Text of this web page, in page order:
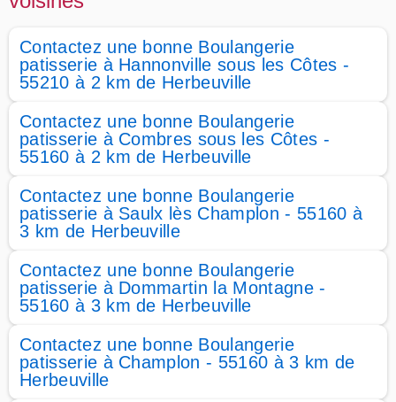
Contactez une bonne Boulangerie
patisserie à Hannonville sous les Côtes -
55210 à 2 km de Herbeuville
Contactez une bonne Boulangerie
patisserie à Combres sous les Côtes -
55160 à 2 km de Herbeuville
Contactez une bonne Boulangerie
patisserie à Saulx lès Champlon - 55160 à
3 km de Herbeuville
Contactez une bonne Boulangerie
patisserie à Dommartin la Montagne -
55160 à 3 km de Herbeuville
Contactez une bonne Boulangerie
patisserie à Champlon - 55160 à 3 km de
Herbeuville